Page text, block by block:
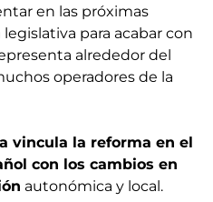
en las próximas
para acabar con
alrededor del
operadores de la
vincula la reforma en el
con los cambios en
autonómica y local.